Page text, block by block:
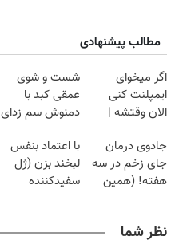
مطالب پیشنهادی
اگر میخوای
ایمپلنت کنی
الان وقتشه |
میلیون تومان!!!
شست و شوی
عمقی کبد با
دمنوش سم زدای
جادوی درمان
جای زخم در سه
هفته! (همین
با اعتماد بنفس
لبخند بزن (ژل
سفیدکننده
نظر شما